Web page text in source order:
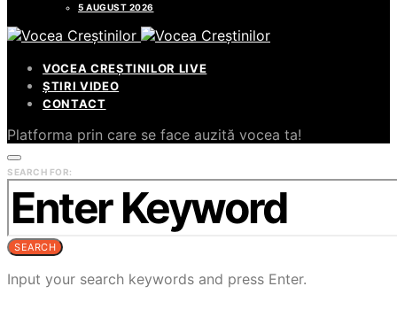
5 AUGUST 2026
VOCEA CREȘTINILOR LIVE
ȘTIRI VIDEO
CONTACT
Platforma prin care se face auzită vocea ta!
SEARCH FOR:
SEARCH
Input your search keywords and press Enter.